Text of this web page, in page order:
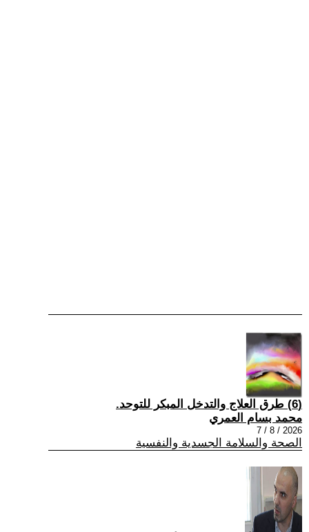
(6) طرق العلاج والتدخل المبكر للتوحد.
محمد بسام العمري
2026 / 8 / 7
الصحة والسلامة الجسدية والنفسية